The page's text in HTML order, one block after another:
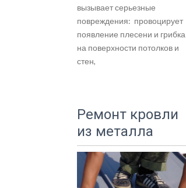
вызывает серьезные
повреждения: провоцирует
появление плесени и грибка
на поверхности потолков и
стен,
Ремонт кровли
из металла